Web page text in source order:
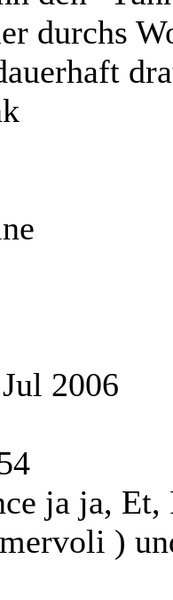
durchs
2006
ja ja, Et,
)